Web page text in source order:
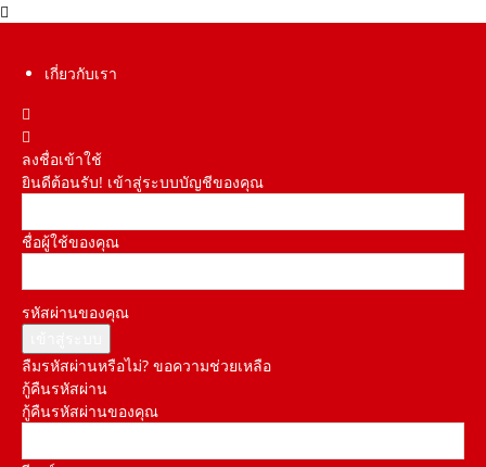
เกี่ยวกับเรา
ลงชื่อเข้าใช้
ยินดีต้อนรับ! เข้าสู่ระบบบัญชีของคุณ
ชื่อผู้ใช้ของคุณ
รหัสผ่านของคุณ
ลืมรหัสผ่านหรือไม่? ขอความช่วยเหลือ
กู้คืนรหัสผ่าน
กู้คืนรหัสผ่านของคุณ